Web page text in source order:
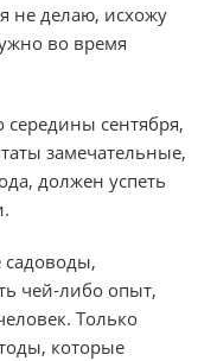
не делаю, исхожу
во время
середины сентября,
замечательные,
должен успеть
чей-либо опыт,
Только
которые